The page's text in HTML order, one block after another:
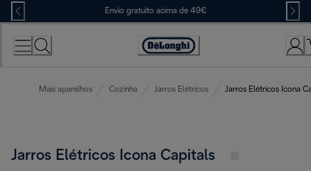
Skip
to
Content
Envio gratuito acima de 49€
Accessibility
Mais aparelhos Cozinha Jarros Elétricos Jarros Elétricos Icona
Jarros Elétricos Icona Capitals